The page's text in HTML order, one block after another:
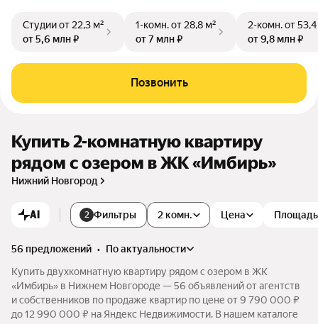
Студииот 22,3 м²
от 5,6 млн ₽
1-комн.от 28,8 м²
от 7 млн ₽
2-комн.от
от 9,8 млн ₽
Позвонить
Купить 2-комнатную квартиру
рядом с озером в ЖК «Имбирь»
Нижний Новгород
AI 2 Фильтры 2 комн. Цена Площадь
56 предложений •
по актуальности
Купить двухкомнатную квартиру рядом с озером в ЖК
«Имбирь» в Нижнем Новгороде — 56 объявлений от агентств
и собственников по продаже квартир по цене от 9 790 000 ₽
до 12 990 000 ₽ на Яндекс Недвижимости. В нашем каталоге